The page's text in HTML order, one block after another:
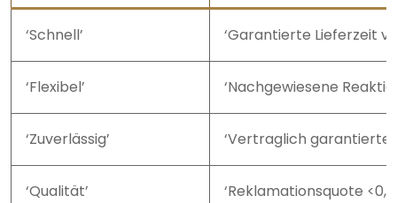
‘Schnell’ ‘Garantierte Lieferzeit
‘Flexibel’ ‘Nachgewiesene
‘Zuverlässig’ ‘Vertraglich garantierte
‘Qualität’ ‘Reklamationsquote